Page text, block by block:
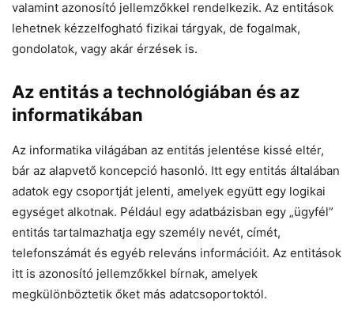
valamint azonosító jellemzőkkel rendelkezik. Az entitások
lehetnek kézzelfogható fizikai tárgyak, de fogalmak,
gondolatok, vagy akár érzések is.
Az entitás a technológiában és az
informatikában
Az informatika világában az entitás jelentése kissé eltér,
bár az alapvető koncepció hasonló. Itt egy entitás általában
adatok egy csoportját jelenti, amelyek együtt egy logikai
egységet alkotnak. Például egy adatbázisban egy „ügyfél”
entitás tartalmazhatja egy személy nevét, címét,
telefonszámát és egyéb releváns információit. Az entitások
itt is azonosító jellemzőkkel bírnak, amelyek
megkülönböztetik őket más adatcsoportoktól.